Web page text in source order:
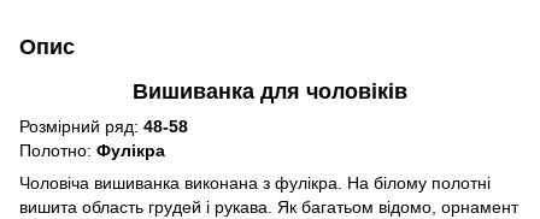
Опис
Вишиванка для чоловіків
Розмірний ряд: 48-58
Полотно: Фулікра
Чоловіча вишиванка виконана з фулікра. На білому полотні
вишита область грудей і рукава. Як багатьом відомо, орнамент